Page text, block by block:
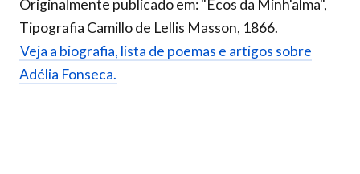
Originalmente publicado em: "Ecos da Minh'alma",
Tipografia Camillo de Lellis Masson, 1866.
Veja a biografia, lista de poemas e artigos sobre
Adélia Fonseca.